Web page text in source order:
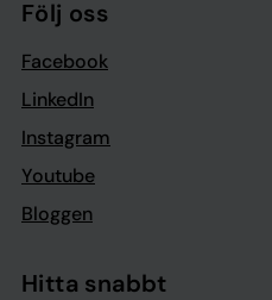
Följ oss
Facebook
LinkedIn
Instagram
Youtube
Bloggen
Hitta snabbt